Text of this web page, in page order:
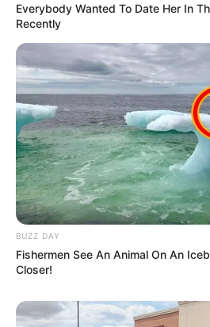
Everybody Wanted To Date Her In
Recently
BUZZ DAY
Fishermen See An Animal On An
Closer!